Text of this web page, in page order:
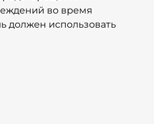
во время
должен использовать